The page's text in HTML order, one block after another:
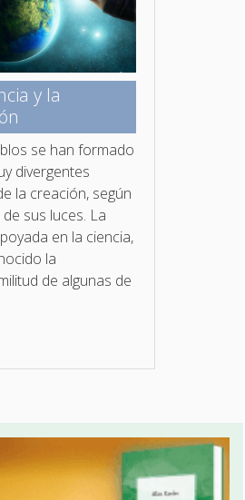
y la
se han formado
divergentes
la creación, según
sus luces. La
en la ciencia,
la
de algunas de